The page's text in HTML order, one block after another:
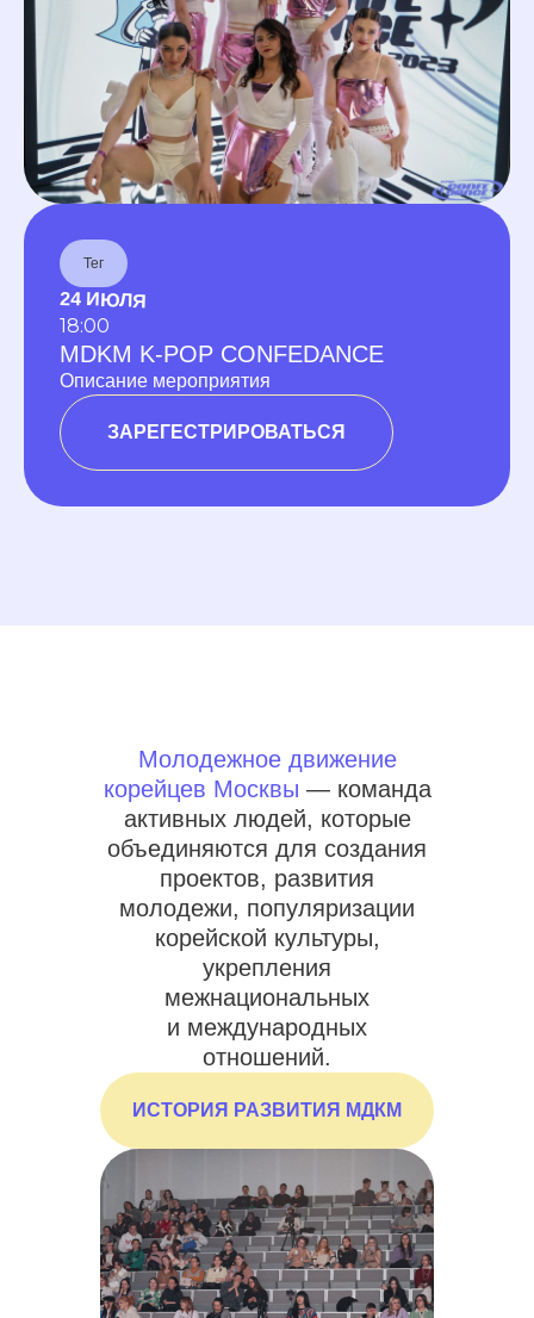
Тег
24 ИЮЛЯ
18:00
MDKM K-POP CONFEDANCE
Описание мероприятия
ЗАРЕГЕСТРИРОВАТЬСЯ
Молодежное движение
корейцев Москвы — команда
активных людей, которые
объединяются для создания
проектов, развития
молодежи, популяризации
корейской культуры,
укрепления
межнациональных
и международных
отношений.
ИСТОРИЯ РАЗВИТИЯ МДКМ